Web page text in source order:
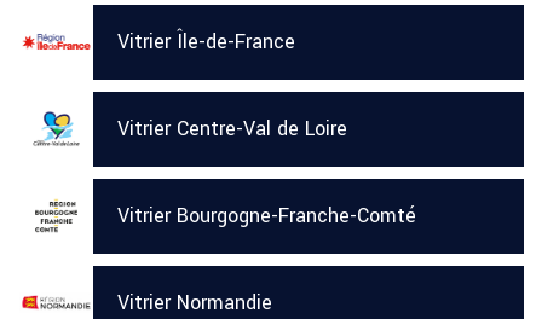
Vitrier Île-de-France
Vitrier Centre-Val de Loire
Vitrier Bourgogne-Franche-Comté
Vitrier Normandie